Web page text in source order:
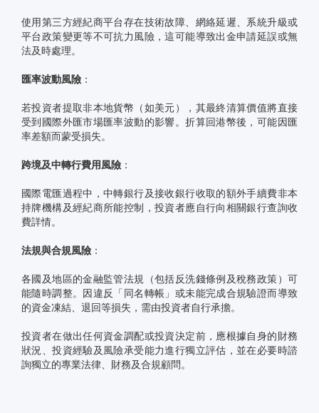
使用第三方經紀商平台存在技術故障、網絡延遲、系統升級或
平台政策變更等不可抗力風險，這可能導致出金申請延誤或無
法及時處理。
匯率波動風險 ：
若投資者提取非本地貨幣（如美元），其最終清算價值將直接
受到國際外匯市場匯率波動的影響。折算回港幣後，可能因匯
率差額而蒙受損失。
跨境及中轉行費用風險 ：
國際電匯過程中，中轉銀行及接收銀行收取的額外手續費非本
持牌機構及經紀商所能控制，投資者應自行向相關銀行查詢收
費詳情。
法規與合規風險 ：
各國及地區的金融監管法規（包括反洗錢條例及稅務政策）可
能隨時調整。因違反「同名轉帳」或未能完成合規驗證而導致
的資金凍結、退回等損失，需由投資者自行承擔。
投資者在做出任何資金調配或投資決定前，應根據自身的財務
狀況、投資經驗及風險承受能力進行獨立評估，並在必要時諮
詢獨立的專業法律、財務及合規顧問。